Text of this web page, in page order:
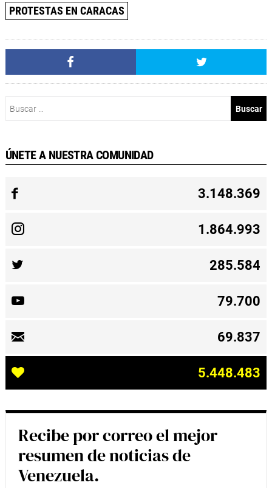
PROTESTAS EN CARACAS
ÚNETE A NUESTRA COMUNIDAD
3.148.369
1.864.993
285.584
79.700
69.837
5.448.483
Recibe por correo el mejor
resumen de noticias de
Venezuela.